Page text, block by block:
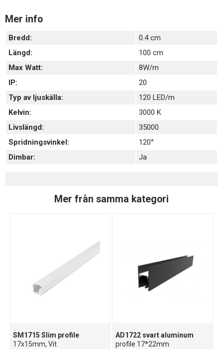
Mer info
Bredd:
0.4 cm
Längd:
100 cm
Max Watt:
8W/m
IP:
20
Typ av ljuskälla:
120 LED/m
Kelvin:
3000 K
Livslängd:
35000
Spridningsvinkel:
120°
Dimbar:
Ja
Mer från samma kategori
SM1715 Slim profile
17x15mm, Vit
AD1722 svart aluminum
profile 17*22mm